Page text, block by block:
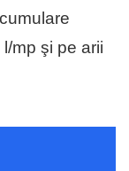
mp şi pe arii